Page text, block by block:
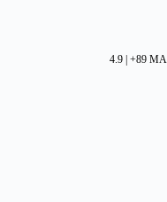
4.9 | +89